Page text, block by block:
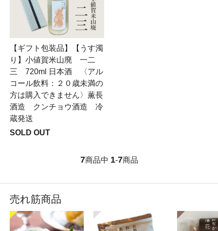
【ギフト包装品】【うす濁
り】小値賀米山廃 一二
三 720ml 日本酒 〈アル
コール飲料：２０歳未満の
方は購入できません〉薫長
酒造 クンチョウ酒造 冷
蔵発送
SOLD OUT
7商品中 1-7商品
売れ筋商品